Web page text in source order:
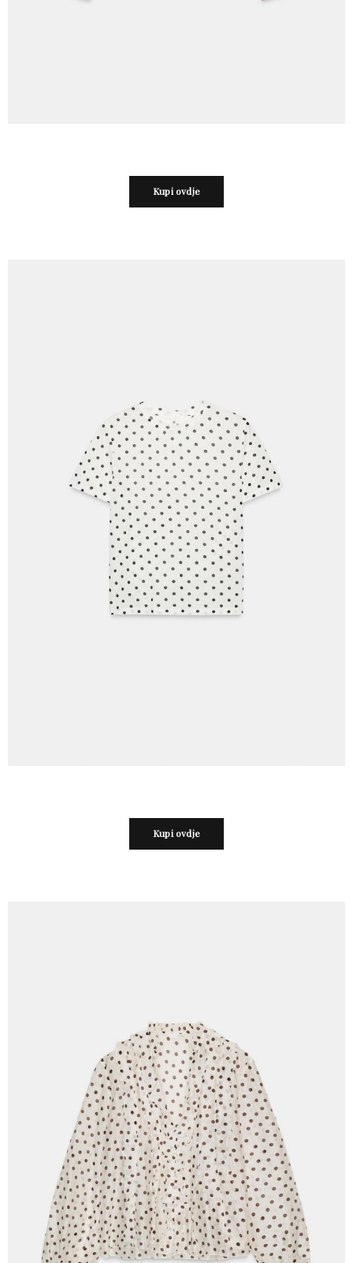
Kupi ovdje
Kupi ovdje